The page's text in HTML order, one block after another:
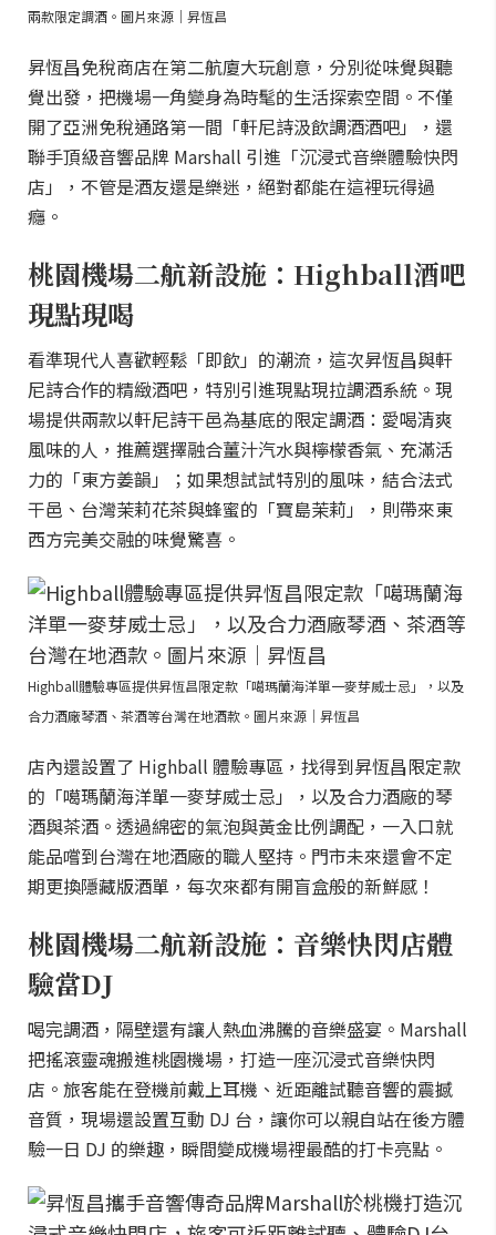
兩款限定調酒。圖片來源｜昇恆昌
昇恆昌免稅商店在第二航廈大玩創意，分別從味覺與聽
覺出發，把機場一角變身為時髦的生活探索空間。不僅
開了亞洲免稅通路第一間「軒尼詩汲飲調酒酒吧」，還
聯手頂級音響品牌 Marshall 引進「沉浸式音樂體驗快閃
店」，不管是酒友還是樂迷，絕對都能在這裡玩得過
癮。
桃園機場二航新設施：Highball酒吧
現點現喝
看準現代人喜歡輕鬆「即飲」的潮流，這次昇恆昌與軒
尼詩合作的精緻酒吧，特別引進現點現拉調酒系統。現
場提供兩款以軒尼詩干邑為基底的限定調酒：愛喝清爽
風味的人，推薦選擇融合薑汁汽水與檸檬香氣、充滿活
力的「東方姜韻」；如果想試試特別的風味，結合法式
干邑、台灣茉莉花茶與蜂蜜的「寶島茉莉」，則帶來東
西方完美交融的味覺驚喜。
Highball體驗專區提供昇恆昌限定款「噶瑪蘭海洋單一麥芽威士忌」，以及
合力酒廠琴酒、茶酒等台灣在地酒款。圖片來源｜昇恆昌
店內還設置了 Highball 體驗專區，找得到昇恆昌限定款
的「噶瑪蘭海洋單一麥芽威士忌」，以及合力酒廠的琴
酒與茶酒。透過綿密的氣泡與黃金比例調配，一入口就
能品嚐到台灣在地酒廠的職人堅持。門市未來還會不定
期更換隱藏版酒單，每次來都有開盲盒般的新鮮感！
桃園機場二航新設施：音樂快閃店體
驗當DJ
喝完調酒，隔壁還有讓人熱血沸騰的音樂盛宴。Marshall
把搖滾靈魂搬進桃園機場，打造一座沉浸式音樂快閃
店。旅客能在登機前戴上耳機、近距離試聽音響的震撼
音質，現場還設置互動 DJ 台，讓你可以親自站在後方體
驗一日 DJ 的樂趣，瞬間變成機場裡最酷的打卡亮點。